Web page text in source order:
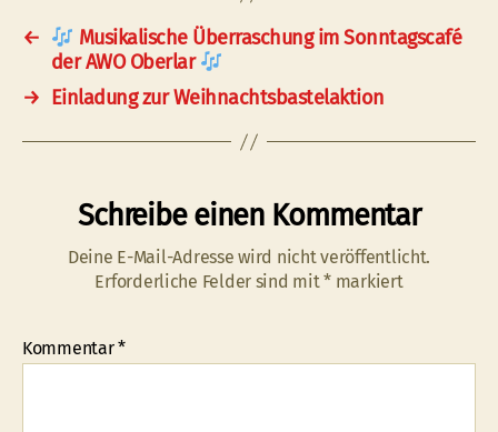
←
Musikalische Überraschung im Sonntagscafé
der AWO Oberlar
→ Einladung zur Weihnachtsbastelaktion
Schreibe einen Kommentar
Deine E-Mail-Adresse wird nicht veröffentlicht.
Erforderliche Felder sind mit* markiert
Kommentar*